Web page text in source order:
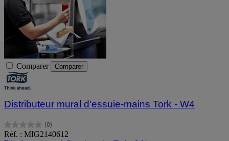
Comparer Comparer
Distributeur mural d'essuie-mains Tork - W4
(0)
0.0
sur
Réf. : MIG2140612